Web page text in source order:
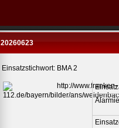
20260623
Einsatzstichwort: BMA 2